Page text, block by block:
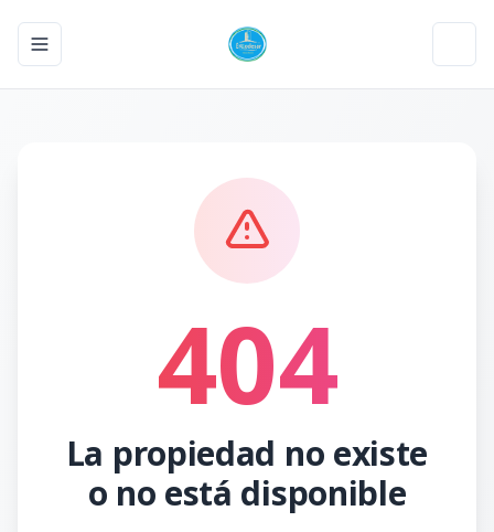
Toggle navigation menu
404
La propiedad no existe
o no está disponible